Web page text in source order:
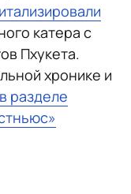
катера с
Пхукета.
хронике и
разделе